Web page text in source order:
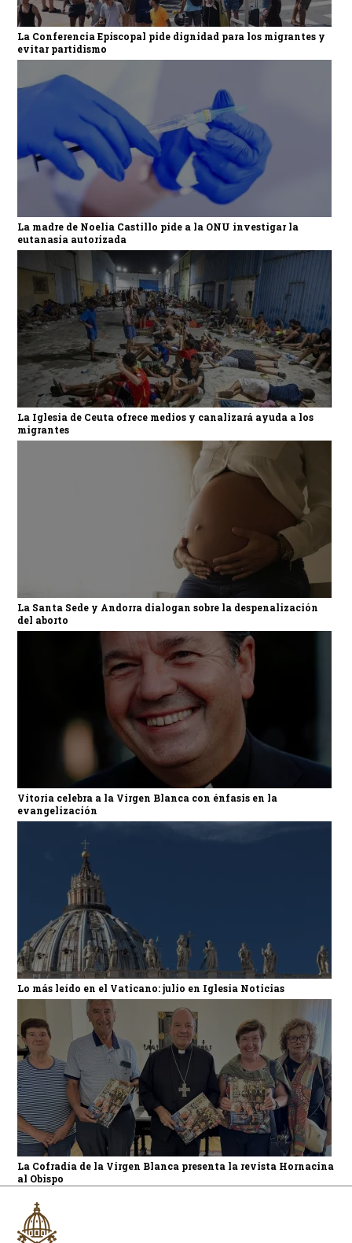
La Conferencia Episcopal pide dignidad para los migrantes y
evitar partidismo
La madre de Noelia Castillo pide a la ONU investigar la
eutanasia autorizada
La Iglesia de Ceuta ofrece medios y canalizará ayuda a los
migrantes
La Santa Sede y Andorra dialogan sobre la despenalización
del aborto
Vitoria celebra a la Virgen Blanca con énfasis en la
evangelización
Lo más leído en el Vaticano: julio en Iglesia Noticias
La Cofradía de la Virgen Blanca presenta la revista Hornacina
al Obispo